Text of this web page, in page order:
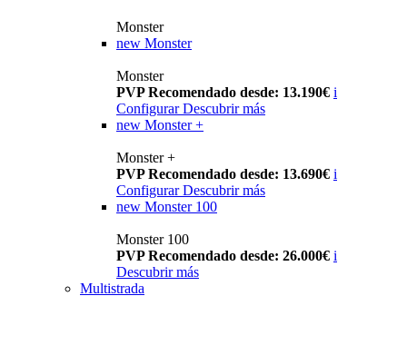
Monster
new Monster
Monster
PVP Recomendado desde: 13.190€ i
Configurar Descubrir más
new Monster +
Monster +
PVP Recomendado desde: 13.690€ i
Configurar Descubrir más
new Monster 100
Monster 100
PVP Recomendado desde: 26.000€ i
Descubrir más
Multistrada